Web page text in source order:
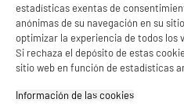
★★★★★
★★★★★
/5 35
compare_product
7€92
estadísticas exentas de
anónimas de su navegación en su
optimizar la experiencia de todos
Si rechaza el depósito de estas
sitio web en función de estadísticas
Información de las cookies‎